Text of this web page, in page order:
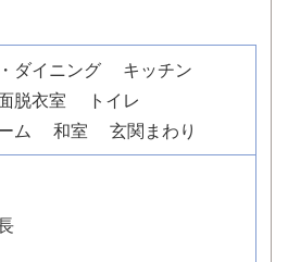
ダイニング
キッチン
脱衣室
トイレ
ム
和室
玄関まわり